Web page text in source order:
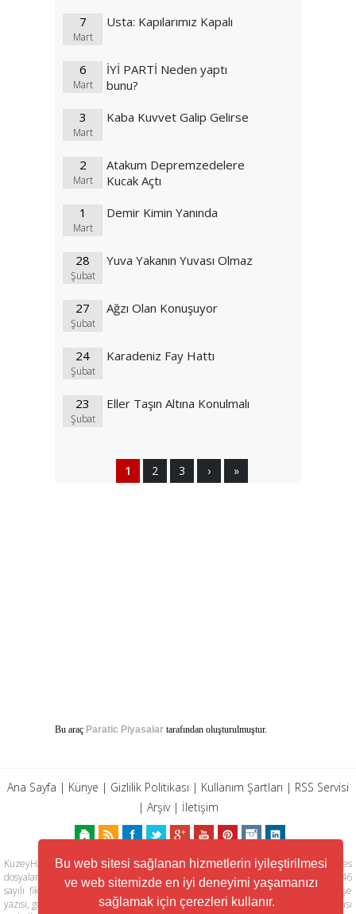
Bu web sitesi sağlanan hizmetlerin iyileştirilmesi
ve web sitemizde en iyi deneyimi yaşamanızı
sağlamak için çerezleri kullanır.
7
Mart
Usta: Kapılarımız Kapalı
6
Mart
İYİ PARTİ Neden yaptı
bunu?
3
Mart
Kaba Kuvvet Galip Gelirse
2
Mart
Atakum Depremzedelere
Kucak Açtı
1
Mart
Demir Kimin Yanında
28
Şubat
Yuva Yakanın Yuvası Olmaz
27
Şubat
Ağzı Olan Konuşuyor
24
Şubat
Karadeniz Fay Hattı
23
Şubat
Eller Taşın Altına Konulmalı
1 2 3 › »
Bu araç Paratic Piyasalar tarafından oluşturulmuştur.
Ana Sayfa | Künye | Gizlilik Politikası | Kullanım Şartları | RSS Servisi
| Arşiv| İletişim
KuzeyHaber.com sitesinde yer alan tüm yazılar, materyaller, resimler, ses
dosyaları, animasyonlar, videolar, tasarım ve düzenlemelerin telif hakları 5846
sayılı fikir ve sanat eserleri kanunu ile korunmaktadır. Her türlü haber, köşe
yazısı, görsel, belge ve bağlantının izinsiz ve kaynak belirtilmeksizin kopyalanması